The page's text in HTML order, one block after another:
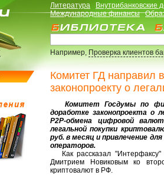
Литература
Внутрибанковские
Международные финансы
Например,Проверка клиентов
Комитет ГД направил
законопроекту о
Комитет Госдумы по
доработке законопроекта о
P2P-обмена цифровой
легальной покупки
руб. в месяц и привлечение
операторов.
Как рассказал
Дмитрием Новиковым ко
криптовалют в РФ.